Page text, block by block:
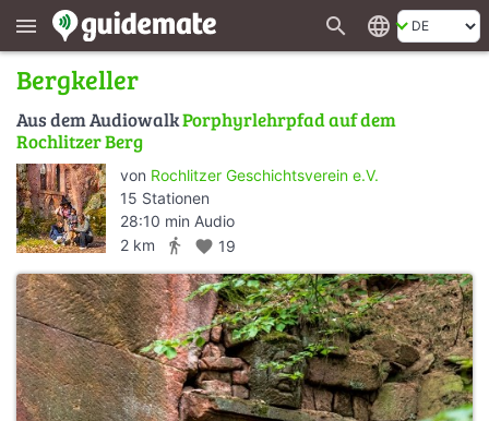
menu search language
Bergkeller
Aus dem AudiowalkPorphyrlehrpfad auf dem
Rochlitzer Berg
von Rochlitzer Geschichtsverein e.V.
15 Stationen
28:10 min Audio
2 km
directions_walk favorite 19